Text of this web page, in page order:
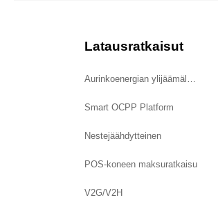
Latausratkaisut
Smart OCPP Platform
Nestejäähdytteinen
POS-koneen maksuratkaisu
V2G/V2H